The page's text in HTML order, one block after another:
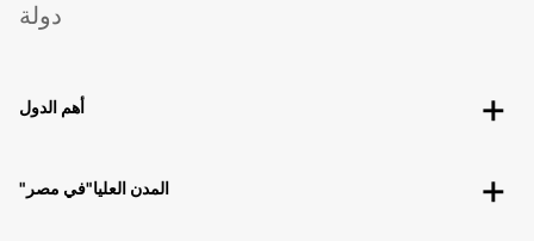
دولة
أهم الدول
"المدن العليا"في مصر